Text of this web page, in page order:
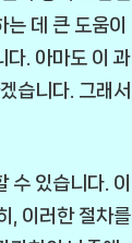
데 큰 도움이
다. 아마도 이 과
습니다. 그래서,
수 있습니다. 이
, 이러한 절차를